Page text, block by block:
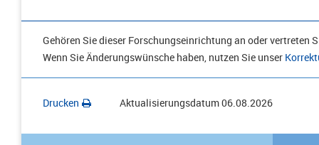
Gehören Sie dieser Forschungseinrichtung an oder vertreten
Wenn Sie Änderungswünsche haben, nutzen Sie unser
Drucken Aktualisierungsdatum06.08.2026